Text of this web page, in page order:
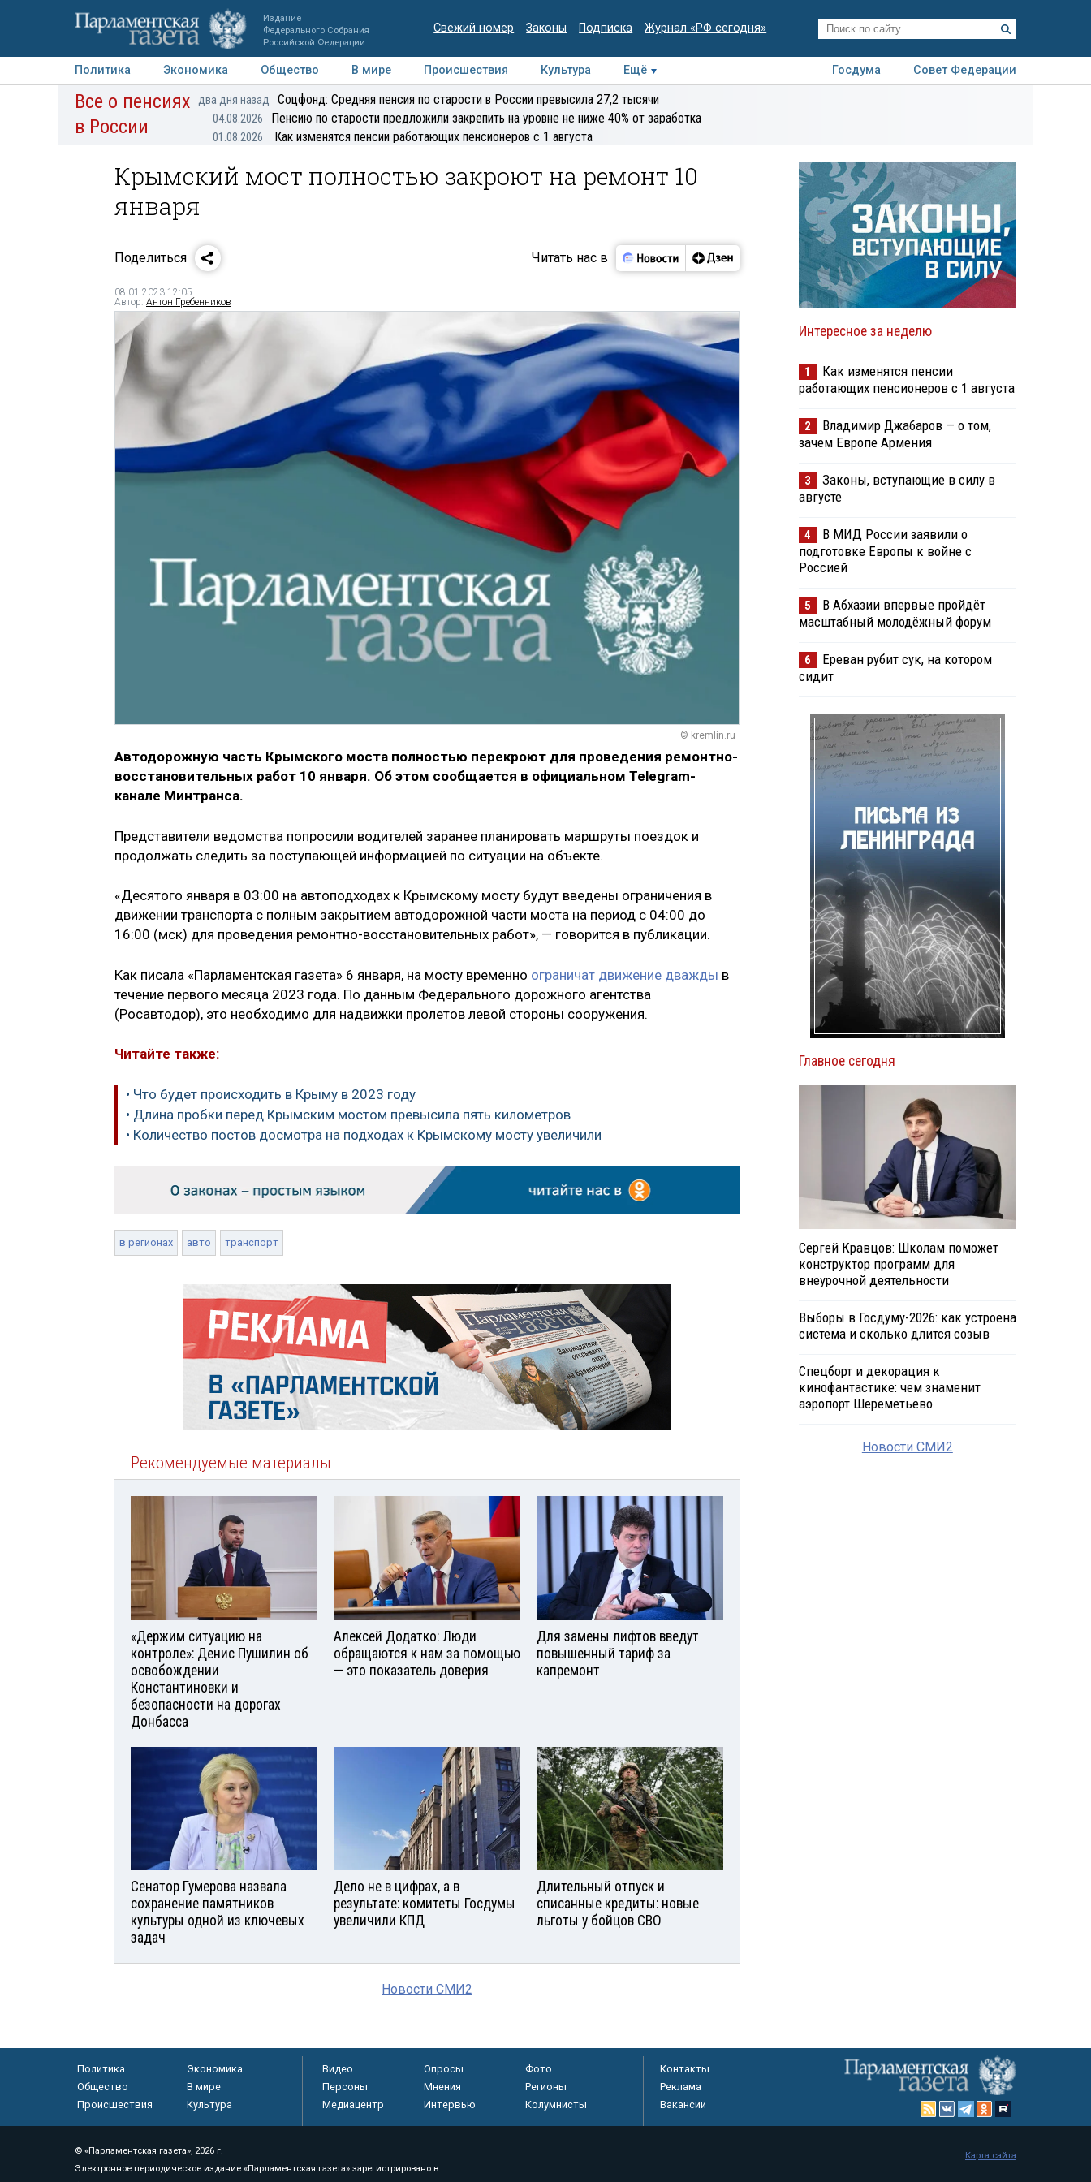
Издание
Федерального Собрания
Российской Федерации
Свежий номер Законы Подписка Журнал «РФ сегодня»
Политика Экономика Общество В мире Происшествия Культура Ещё Госдума
Совет Федерации
Авторы Персоны Мнения Регионы Медиацентр Интервью Колумнисты
Все о пенсиях
в России
два дня назад Соцфонд: Средняя пенсия по старости в России превысила 27,2 тысячи
04.08.2026 Пенсию по старости предложили закрепить на уровне не ниже 40% от заработка
01.08.2026 Как изменятся пенсии работающих пенсионеров с 1 августа
Крымский мост полностью закроют на ремонт 10
января
Поделиться Читать нас в
08.01.2023 12:05
Автор: Антон Гребенников
© kremlin.ru
Автодорожную часть Крымского моста полностью перекроют для проведения ремонтно-
восстановительных работ 10 января. Об этом сообщается в официальном Telegram-
канале Минтранса.
Представители ведомства попросили водителей заранее планировать маршруты поездок и
продолжать следить за поступающей информацией по ситуации на объекте.
«Десятого января в 03:00 на автоподходах к Крымскому мосту будут введены ограничения в
движении транспорта с полным закрытием автодорожной части моста на период с 04:00 до
16:00 (мск) для проведения ремонтно-восстановительных работ», — говорится в публикации.
Как писала «Парламентская газета» 6 января, на мосту временно ограничат движение дважды в
течение первого месяца 2023 года. По данным Федерального дорожного агентства
(Росавтодор), это необходимо для надвижки пролетов левой стороны сооружения.
Читайте также:
• Что будет происходить в Крыму в 2023 году
• Длина пробки перед Крымским мостом превысила пять километров
• Количество постов досмотра на подходах к Крымскому мосту увеличили
в регионах авто транспорт
Рекомендуемые материалы
«Держим ситуацию на
контроле»: Денис Пушилин об
освобождении
Константиновки и
безопасности на дорогах
Донбасса
Алексей Додатко: Люди
обращаются к нам за помощью
— это показатель доверия
Для замены лифтов введут
повышенный тариф за
капремонт
Сенатор Гумерова назвала
сохранение памятников
культуры одной из ключевых
задач
Дело не в цифрах, а в
результате: комитеты Госдумы
увеличили КПД
Длительный отпуск и
списанные кредиты: новые
льготы у бойцов СВО
Новости СМИ2
Интересное за неделю
1
Как изменятся пенсии
работающих пенсионеров с 1 августа
2
Владимир Джабаров — о том,
зачем Европе Армения
3
Законы, вступающие в силу в
августе
4
В МИД России заявили о
подготовке Европы к войне с
Россией
5
В Абхазии впервые пройдёт
масштабный молодёжный форум
6
Ереван рубит сук, на котором
сидит
Главное сегодня
Сергей Кравцов: Школам поможет
конструктор программ для
внеурочной деятельности
Выборы в Госдуму-2026: как устроена
система и сколько длится созыв
Спецборт и декорация к
кинофантастике: чем знаменит
аэропорт Шереметьево
Новости СМИ2
Политика
Экономика
Общество
В мире
Происшествия
Культура
Видео Опросы
Фото
Персоны
Мнения
Регионы
Медиацентр
Интервью Колумнисты
Контакты
Реклама
Вакансии
© «Парламентская газета», 2026 г.
Электронное периодическое издание «Парламентская газета» зарегистрировано в
Карта сайта